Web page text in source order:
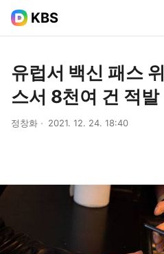
KBS
유럽서 백신 패스
스서 8천여 건 적발
정창화 2021. 12. 24. 18:40